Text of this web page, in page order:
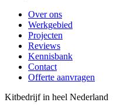
Over ons
Werkgebied
Projecten
Reviews
Kennisbank
Contact
Offerte aanvragen
Kitbedrijf in heel Nederland